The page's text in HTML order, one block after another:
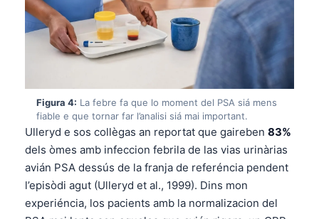
Figura 4: La febre fa que lo moment del PSA siá mens
fiable e que tornar far l’analisi siá mai important.
Ulleryd e sos collègas an reportat que gaireben 83%
dels òmes amb infeccion febrila de las vias urinàrias
avián PSA dessús de la franja de referéncia pendent
l’episòdi agut (Ulleryd et al., 1999). Dins mon
experiéncia, los pacients amb la normalizacion del